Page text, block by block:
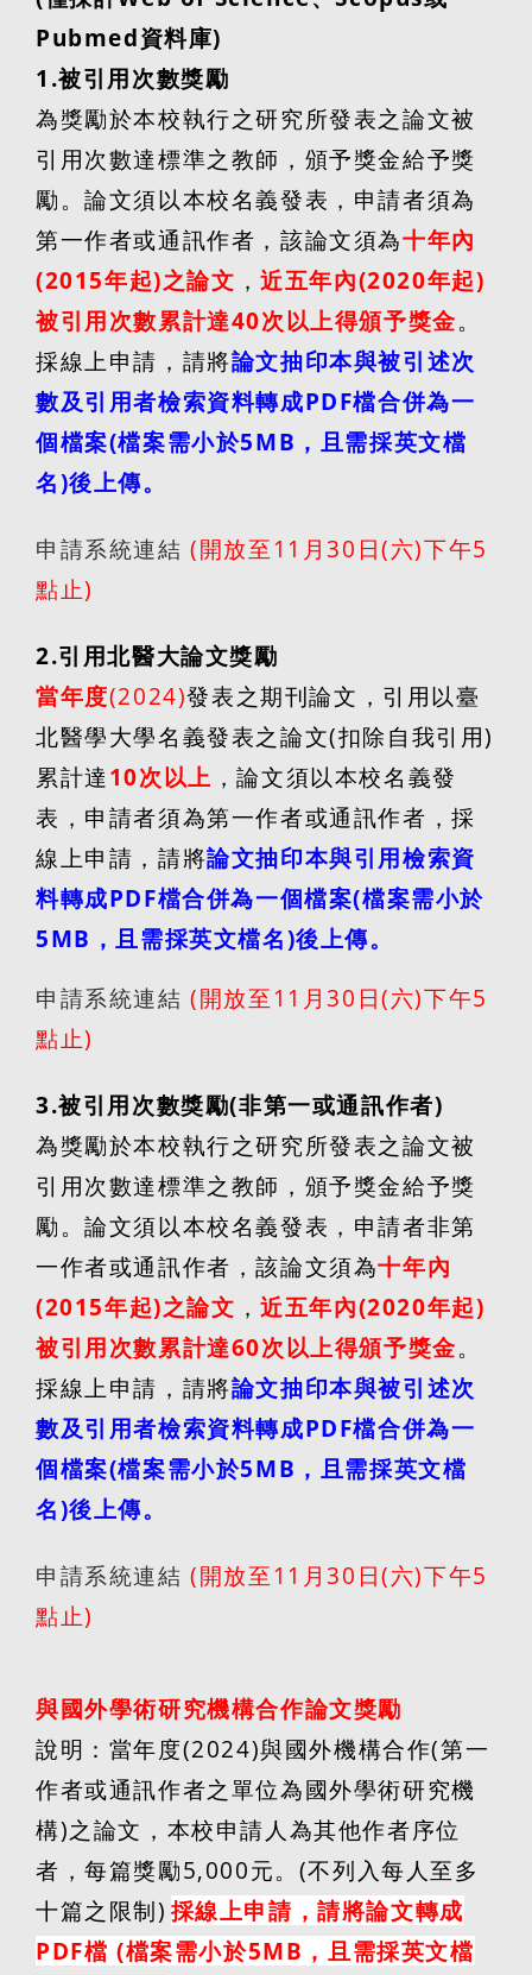
Pubmed資料庫)
1.被引用次數獎勵
為獎勵於本校執行之研究所發表之論文被
引用次數達標準之教師，頒予獎金給予獎
勵。論文須以本校名義發表，申請者須為
第一作者或通訊作者，該論文須為十年內
(2015年起)之論文 ，近五年內(2020年起)
被引用次數累計達40次以上得頒予獎金。
採線上申請，請將論文抽印本與被引述次
數及引用者檢索資料轉成PDF檔合併為一
個檔案(檔案需小於5MB ，且需採英文檔
名)後上傳。
申請系統連結 (開放至 11 月30 日(六)下午5
點止)
2.引用北醫大論文獎勵
當年度(2024)發表之期刊論文，引用以臺
北醫學大學名義發表之論文(扣除自我引用)
累計達 10次以上 ，論文須以本校名義發
表，申請者須為第一作者或通訊作者，採
線上申請，請將論文抽印本與引用檢索資
料轉成PDF檔合併為一個檔案(檔案需小於
5MB ，且需採英文檔名)後上傳。
申請系統連結 (開放至 11 月30 日(六)下午5
點止)
3.被引用次數獎勵(非第一或通訊作者)
為獎勵於本校執行之研究所發表之論文被
引用次數達標準之教師，頒予獎金給予獎
勵。論文須以本校名義發表，申請者非第
一作者或通訊作者，該論文須為十年內
(2015年起)之論文 ，近五年內(2020年起)
被引用次數累計達60次以上得頒予獎金。
採線上申請，請將論文抽印本與被引述次
數及引用者檢索資料轉成PDF檔合併為一
個檔案(檔案需小於5MB ，且需採英文檔
名)後上傳。
申請系統連結 (開放至 11 月30 日(六)下午5
點止)
與國外學術研究機構合作論文獎勵
說明：當年度(2024)與國外機構合作(第一
作者或通訊作者之單位為國外學術研究機
構)之論文，本校申請人為其他作者序位
者，每篇獎勵5,000元。 (不列入每人至多
十篇之限制) 採線上申請，請將論文轉成
PDF檔 (檔案需小於5MB ，且需採英文檔